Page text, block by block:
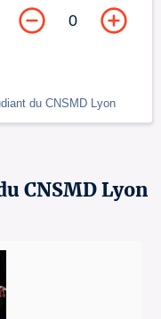
du CNSMD Lyon
0
CNSMD Lyon